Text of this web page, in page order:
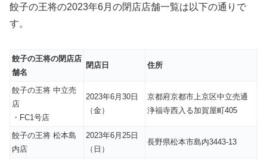
餃子の王将の2023年6月の閉店店舗一覧は以下の通りで
す。
餃子の王将の閉店店
舗名
閉店日 住所
餃子の王将 中立売
店
・FC1号店
2023年6月30日
（金）
京都府京都市上京区中立売通
浄福寺西入る加賀屋町405
餃子の王将 松本島
内店
2023年6月25日
（日）
長野県松本市島内3443-13